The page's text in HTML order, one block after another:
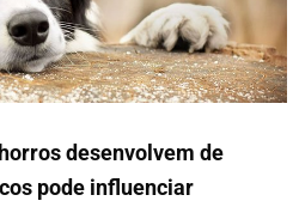
desenvolvem de
pode influenciar